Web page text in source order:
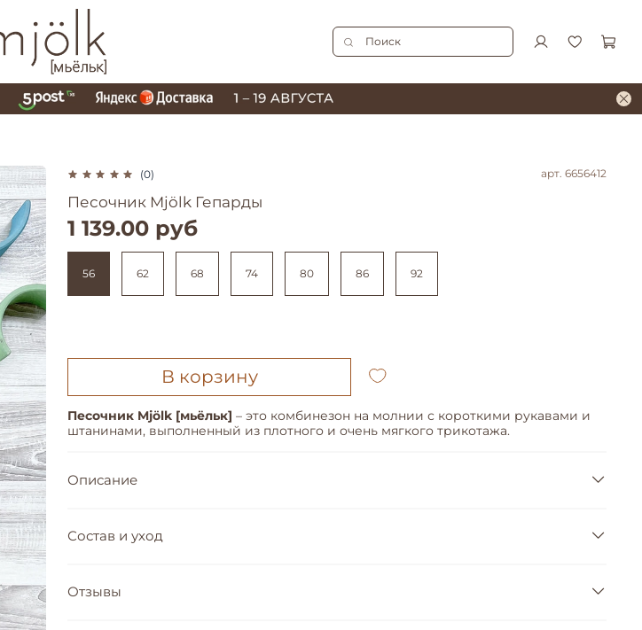
(0) арт. 6656412
Песочник Mjölk Гепарды
1 139.00 руб
В корзину
56 62 68 74 80 86 92
Песочник Mjölk [мьёльк] – это комбинезон на молнии с короткими рукавами и
штанинами, выполненный из плотного и очень мягкого трикотажа.
Описание
Состав и уход
Отзывы